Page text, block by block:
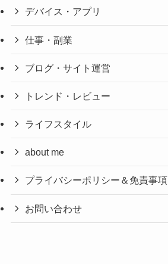
デバイス・アプリ
仕事・副業
ブログ・サイト運営
トレンド・レビュー
ライフスタイル
about me
プライバシーポリシー＆免責事項
お問い合わせ